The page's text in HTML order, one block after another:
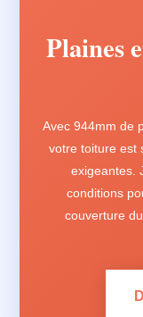
Plaines
Avec 944mm de
votre toiture est
exigeantes.
conditions
couverture